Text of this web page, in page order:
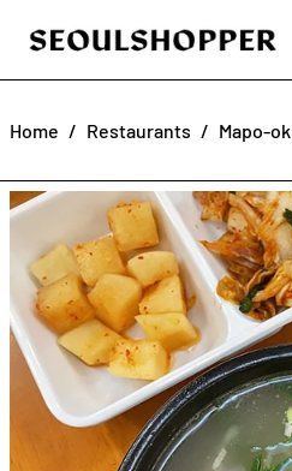
Home / Restaurants / Mapo-ok